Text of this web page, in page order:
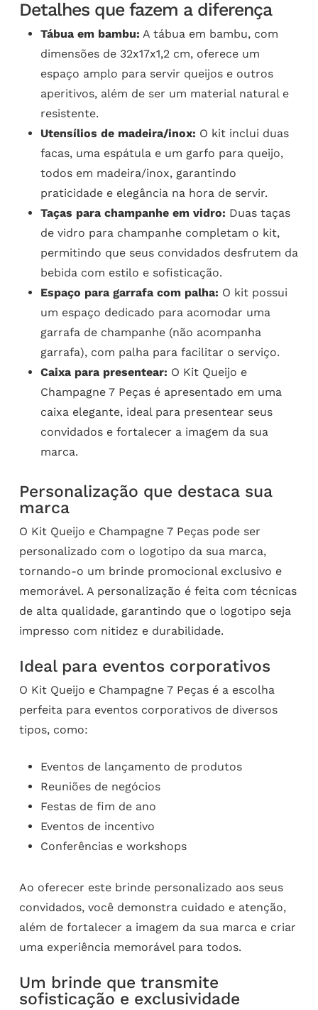
Detalhes que fazem a diferença
Tábua em bambu: A tábua em bambu, com
dimensões de 32x17x1,2 cm, oferece um
espaço amplo para servir queijos e outros
aperitivos, além de ser um material natural e
resistente.
Utensílios de madeira/inox: O kit inclui duas
facas, uma espátula e um garfo para queijo,
todos em madeira/inox, garantindo
praticidade e elegância na hora de servir.
Taças para champanhe em vidro: Duas taças
de vidro para champanhe completam o kit,
permitindo que seus convidados desfrutem da
bebida com estilo e sofisticação.
Espaço para garrafa com palha: O kit possui
um espaço dedicado para acomodar uma
garrafa de champanhe (não acompanha
garrafa), com palha para facilitar o serviço.
Caixa para presentear: O Kit Queijo e
Champagne 7 Peças é apresentado em uma
caixa elegante, ideal para presentear seus
convidados e fortalecer a imagem da sua
marca.
Personalização que destaca sua
marca
O Kit Queijo e Champagne 7 Peças pode ser
personalizado com o logotipo da sua marca,
tornando-o um brinde promocional exclusivo e
memorável. A personalização é feita com técnicas
de alta qualidade, garantindo que o logotipo seja
impresso com nitidez e durabilidade.
Ideal para eventos corporativos
O Kit Queijo e Champagne 7 Peças é a escolha
perfeita para eventos corporativos de diversos
tipos, como:
Eventos de lançamento de produtos
Reuniões de negócios
Festas de fim de ano
Eventos de incentivo
Conferências e workshops
Ao oferecer este brinde personalizado aos seus
convidados, você demonstra cuidado e atenção,
além de fortalecer a imagem da sua marca e criar
uma experiência memorável para todos.
Um brinde que transmite
sofisticação e exclusividade